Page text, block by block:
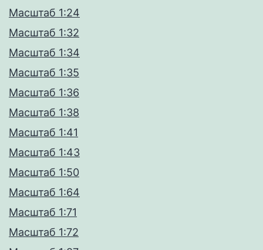
Масштаб 1:24
Масштаб 1:32
Масштаб 1:34
Масштаб 1:35
Масштаб 1:36
Масштаб 1:38
Масштаб 1:41
Масштаб 1:43
Масштаб 1:50
Масштаб 1:64
Масштаб 1:71
Масштаб 1:72